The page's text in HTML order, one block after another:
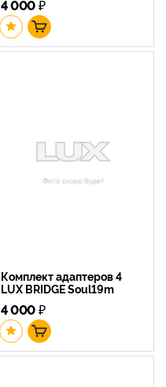
4 000₽
Комплект адаптеров 4
LUX BRIDGE Soul19m
4 000₽